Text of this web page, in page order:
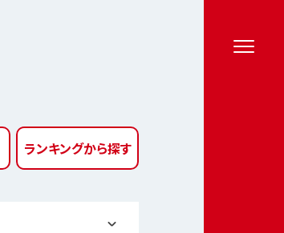
ランキングから探す